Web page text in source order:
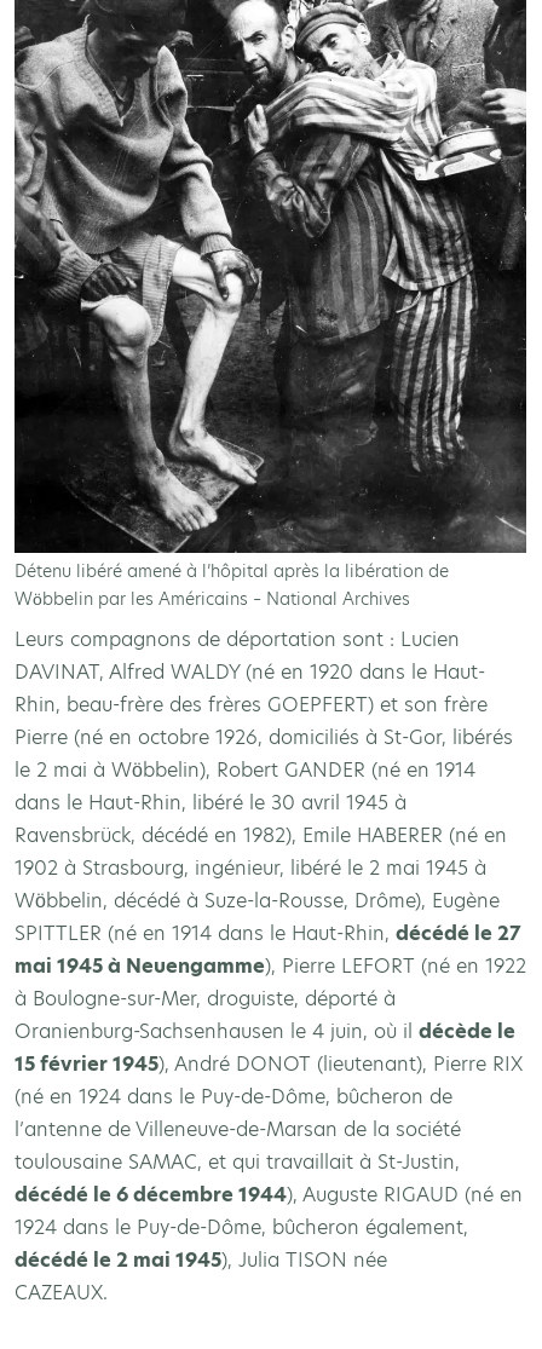
Détenu libéré amené à l’hôpital après la libération de
Wöbbelin par les Américains – National Archives
Leurs compagnons de déportation sont : Lucien
DAVINAT, Alfred WALDY (né en 1920 dans le Haut-
Rhin, beau-frère des frères GOEPFERT) et son frère
Pierre (né en octobre 1926, domiciliés à St-Gor, libérés
le 2 mai à Wöbbelin), Robert GANDER (né en 1914
dans le Haut-Rhin, libéré le 30 avril 1945 à
Ravensbrück, décédé en 1982), Emile HABERER (né en
1902 à Strasbourg, ingénieur, libéré le 2 mai 1945 à
Wöbbelin, décédé à Suze-la-Rousse, Drôme), Eugène
SPITTLER (né en 1914 dans le Haut-Rhin, décédé le 27
mai 1945 à Neuengamme), Pierre LEFORT (né en 1922
à Boulogne-sur-Mer, droguiste, déporté à
Oranienburg-Sachsenhausen le 4 juin, où il décède le
15 février 1945), André DONOT (lieutenant), Pierre RIX
(né en 1924 dans le Puy-de-Dôme, bûcheron de
l’antenne de Villeneuve-de-Marsan de la société
toulousaine SAMAC, et qui travaillait à St-Justin,
décédé le 6 décembre 1944), Auguste RIGAUD (né en
1924 dans le Puy-de-Dôme, bûcheron également,
décédé le 2 mai 1945), Julia TISON née
CAZEAUX.